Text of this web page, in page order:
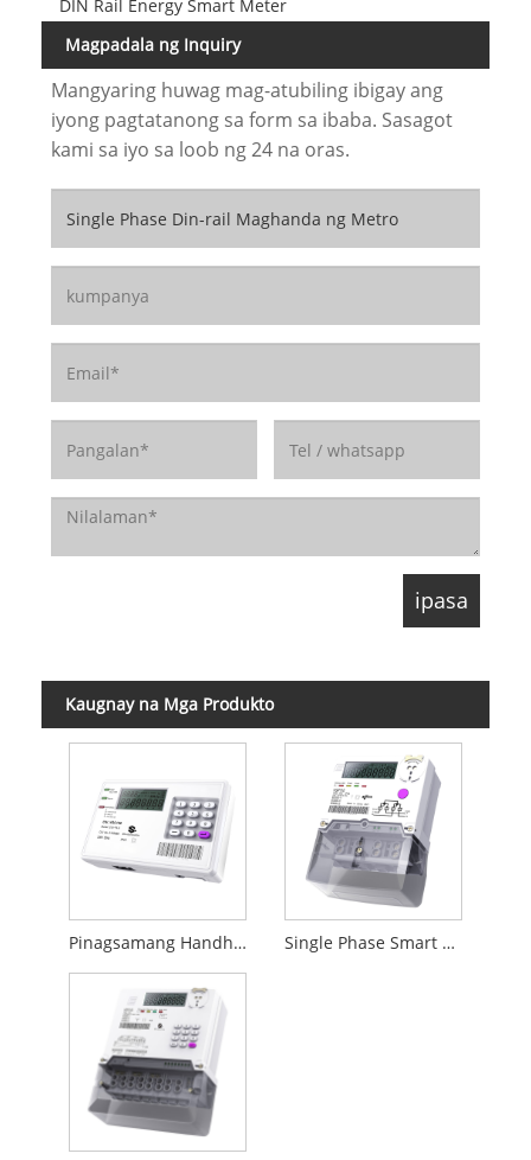
DIN Rail Energy Smart Meter
Magpadala ng Inquiry
Mangyaring huwag mag-atubiling ibigay ang
iyong pagtatanong sa form sa ibaba. Sasagot
kami sa iyo sa loob ng 24 na oras.
Kaugnay na Mga Produkto
Pinagsamang Handheld Device Single Phase Smart Prepare Meter